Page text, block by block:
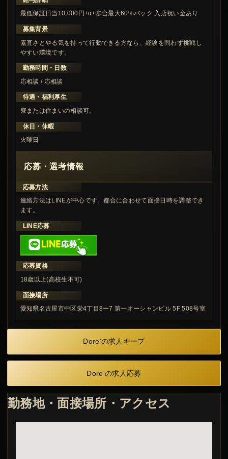
最低保証日当10,000円+α+歩合最大60%バック 入店祝い金あり
募集背景
素直さとやる気を持って行動できる方なら、経験を問わず挑戦し
やすい環境です。
勤務時間・日数
応相談 / 応相談
待遇・福利厚生
寮または住まいの相談可。
休日・休暇
火曜日
応募・選考情報
応募方法
連絡方法はLINEが中心です。都合に合わせて面接日時を調整でき
ます。
LINE応募
応募資格
18歳以上(高校生不可)
面接場所
愛知県名古屋市中区栄4丁目8ー7 第一オーシャンビル 5F 508号室
Dore'の求人キープ
Dore'の求人応募
勤務地・面接場所・アクセス